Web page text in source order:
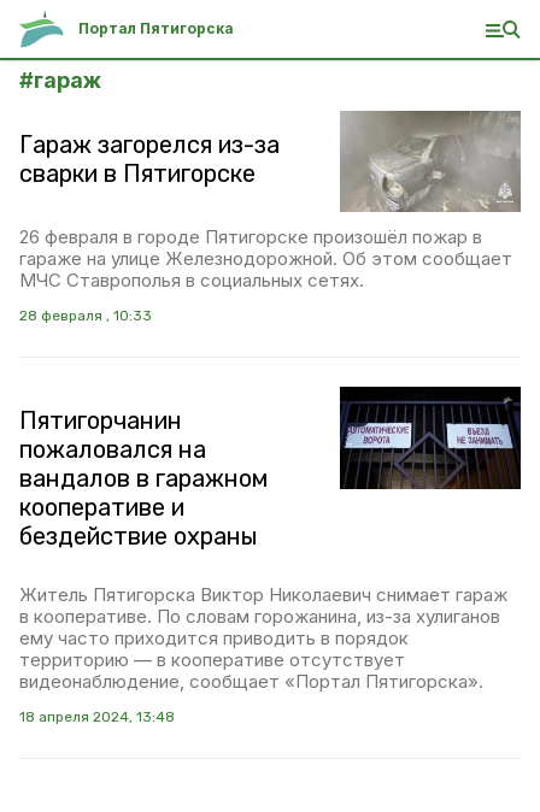
Портал Пятигорска
#гараж
Гараж загорелся из-за
сварки в Пятигорске
26 февраля в городе Пятигорске произошёл пожар в
гараже на улице Железнодорожной. Об этом сообщает
МЧС Ставрополья в социальных сетях.
28 февраля , 10:33
Пятигорчанин
пожаловался на
вандалов в гаражном
кооперативе и
бездействие охраны
Житель Пятигорска Виктор Николаевич снимает гараж
в кооперативе. По словам горожанина, из-за хулиганов
ему часто приходится приводить в порядок
территорию — в кооперативе отсутствует
видеонаблюдение, сообщает «Портал Пятигорска».
18 апреля 2024, 13:48